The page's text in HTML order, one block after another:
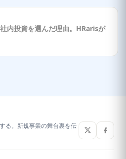
内投資を選んだ理由。HRarisが
る。新規事業の舞台裏を伝